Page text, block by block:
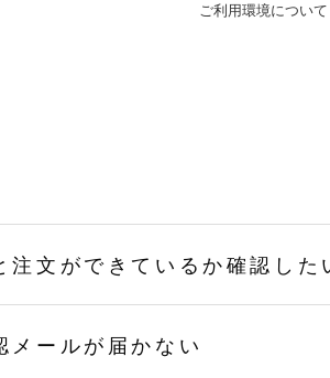
ご利用環境について
注文ができているか確認した
メールが届かない